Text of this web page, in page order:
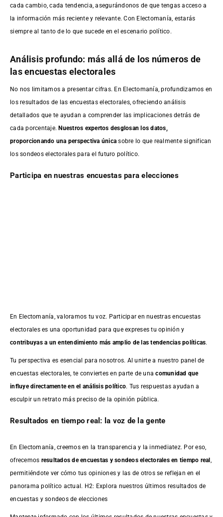
cada cambio, cada tendencia, asegurándonos de que tengas acceso a
la información más reciente y relevante. Con Electomanía, estarás
siempre al tanto de lo que sucede en el escenario político.
Análisis profundo: más allá de los números de
las encuestas electorales
No nos limitamos a presentar cifras. En Electomanía, profundizamos en
los resultados de las encuestas electorales, ofreciendo análisis
detallados que te ayudan a comprender las implicaciones detrás de
cada porcentaje. Nuestros expertos desglosan los datos,
proporcionando una perspectiva única sobre lo que realmente significan
los sondeos electorales para el futuro político.
Participa en nuestras encuestas para elecciones
En Electomanía, valoramos tu voz. Participar en nuestras encuestas
electorales es una oportunidad para que expreses tu opinión y
contribuyas a un entendimiento más amplio de las tendencias políticas.
Tu perspectiva es esencial para nosotros. Al unirte a nuestro panel de
encuestas electorales, te conviertes en parte de unacomunidad que
influye directamente en el análisis político. Tus respuestas ayudan a
esculpir un retrato más preciso de la opinión pública.
Resultados en tiempo real: la voz de la gente
En Electomanía, creemos en la transparencia y la inmediatez. Por eso,
ofrecemos resultados deencuestas y sondeos electorales en tiempo real ,
permitiéndote ver cómo tus opiniones y las de otros se reflejan en el
panorama político actual. H2: Explora nuestros últimos resultados de
encuestas y sondeos de elecciones